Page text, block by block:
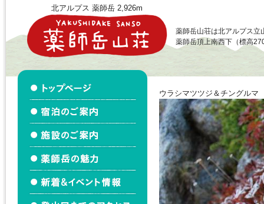
北アルプス 薬師岳 2,926m
薬師岳山荘は北アルプス立
薬師岳頂上南西下（標高
ウラシマツツジ＆チングルマ